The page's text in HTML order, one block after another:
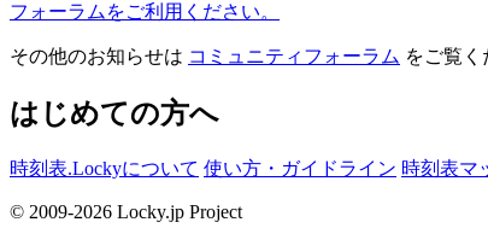
フォーラムをご利用ください。
その他のお知らせは コミュニティフォーラム をご覧く
はじめての方へ
時刻表.Lockyについて 使い方・ガイドライン 時刻表マ
© 2009-2026 Locky.jp Project